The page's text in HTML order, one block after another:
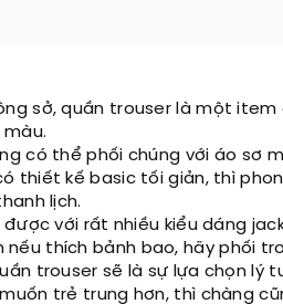
sở, quần trouser là một
có thể phối chúng với áo sơ
thiết kế basic tối giản, thì
lịch.
với rất nhiều kiểu dáng
thích bảnh bao, hãy phối
trouser sẽ là sự lựa chọn lý
trẻ trung hơn, thì chàng